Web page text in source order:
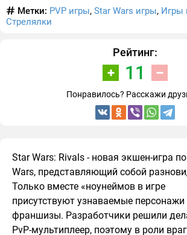
Метки: PVP игры, Star Wars игры, Игры
Стрелялки
Рейтинг:
11
Понравилось? Расскажи
Star Wars: Rivals - новая экшен-игра
Wars, представляющий собой
Только вместе «ноунеймов в игре
присутствуют узнаваемые персонажи
франшизы. Разработчики решили
PvP-мультиплеер, поэтому в роли